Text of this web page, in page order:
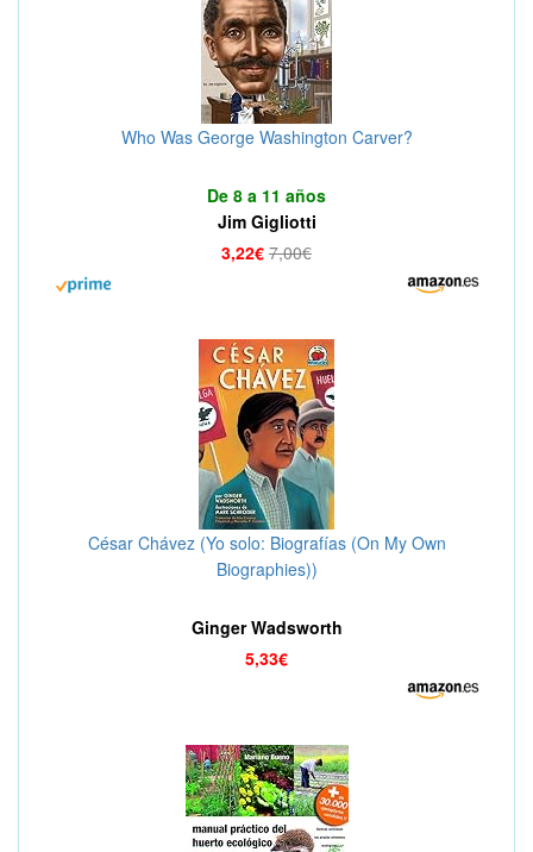
Who Was George Washington Carver?
De 8 a 11 años
Jim Gigliotti
3,22€ 7,00€
César Chávez (Yo solo: Biografías (On My Own
Biographies))
Ginger Wadsworth
5,33€